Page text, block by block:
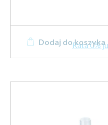
Rata 0%
Dodaj do koszyka